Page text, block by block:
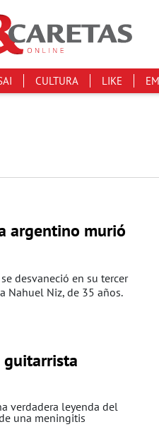
CULTURA LIKE
argentino murió
desvaneció en su tercer
Nahuel Niz, de 35 años.
verdadera leyenda del
una meningitis